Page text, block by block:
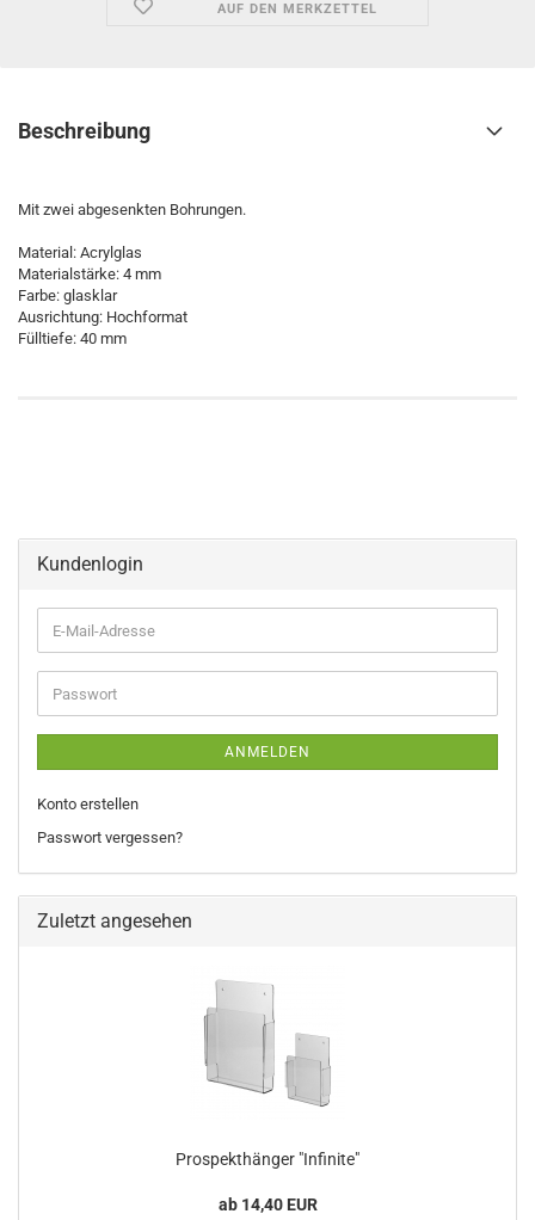
AUF DEN MERKZETTEL
Beschreibung
Mit zwei abgesenkten Bohrungen.
Material: Acrylglas
Materialstärke: 4 mm
Farbe: glasklar
Ausrichtung: Hochformat
Fülltiefe: 40 mm
Kundenlogin
E-
Mail-
Adresse
Passwort
ANMELDEN
Konto erstellen
Passwort vergessen?
Zuletzt angesehen
Prospekthänger "Infinite"
ab 14,40 EUR